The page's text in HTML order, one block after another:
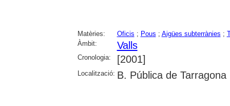
Matèries: Oficis ; Pous ; Aigües subterrànies ;
Àmbit:
Valls
Cronologia: [2001]
Localització: B. Pública de Tarragona